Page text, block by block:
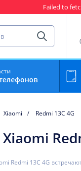
Failed to
устройства
Найти
Xiaomi Redmi 13C 4G
Redmi 13C 4G